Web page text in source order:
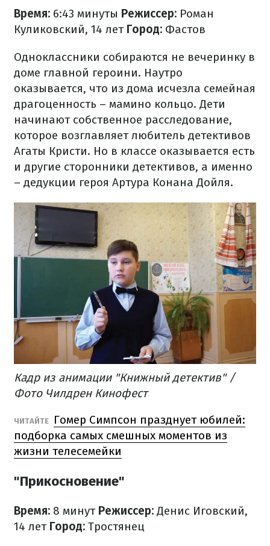
Время: 6:43 минуты Режиссер: Роман
Куликовский, 14 лет Город: Фастов
Одноклассники собираются не вечеринку в
доме главной героини. Наутро
оказывается, что из дома исчезла семейная
драгоценность – мамино кольцо. Дети
начинают собственное расследование,
которое возглавляет любитель детективов
Агаты Кристи. Но в классе оказывается есть
и другие сторонники детективов, а именно
– дедукции героя Артура Конана Дойля.
Кадр из анимации "Книжный детектив" /
Фото Чилдрен Кинофест
ЧИТАЙТЕ
Гомер Симпсон празднует юбилей:
подборка самых смешных моментов из
жизни телесемейки
"Прикосновение"
Время: 8 минут Режиссер: Денис Иговский,
14 лет Город: Тростянец